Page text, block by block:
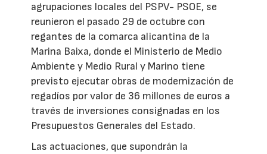
agrupaciones locales del PSPV- PSOE, se
reunieron el pasado 29 de octubre con
regantes de la comarca alicantina de la
Marina Baixa, donde el Ministerio de Medio
Ambiente y Medio Rural y Marino tiene
previsto ejecutar obras de modernización de
regadíos por valor de 36 millones de euros a
través de inversiones consignadas en los
Presupuestos Generales del Estado.
Las actuaciones, que supondrán la